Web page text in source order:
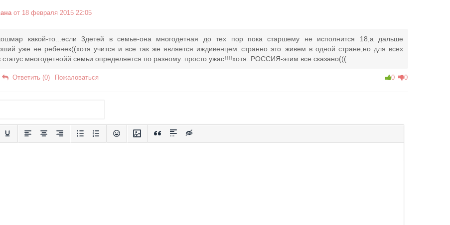
от 18 февраля 2015 22:05
какой-то...если 3детей в семье-она многодетная до тех пор пока старшему не исполнится 18,а дальше
уже не ребенек((хотя учится и все так же является иждивенцем..странно это..живем в одной стране,но для всех
статус многодетнойй семьи определяется по разному..просто ужас!!!!хотя..РОССИЯ-этим все сказано(((
Ответить (0) Пожаловаться 0 0